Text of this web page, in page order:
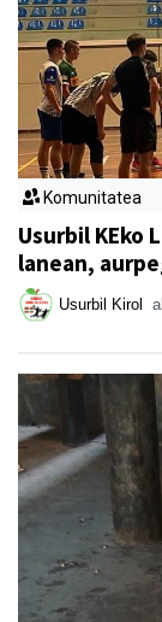
Komunitatea
Usurbil KEko
lanean,
Usurbil Kirol